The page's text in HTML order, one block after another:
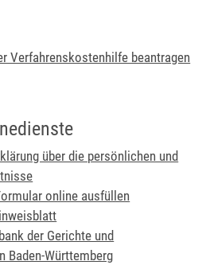
Verfahrenskostenhilfe beantragen
über die persönlichen und
online ausfüllen
der Gerichte und
Baden-Württemberg